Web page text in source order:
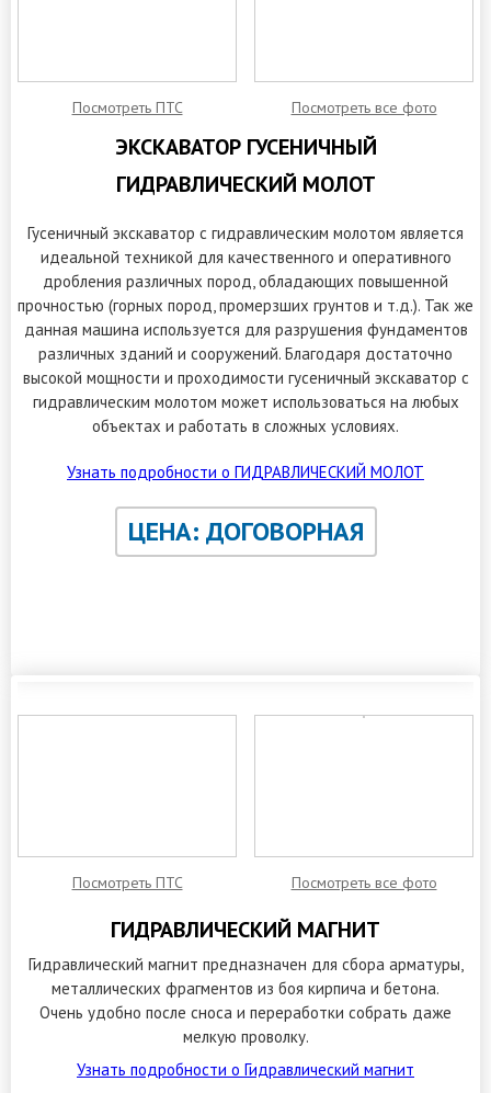
Посмотреть ПТС Посмотреть все фото
ЭКСКАВАТОР ГУСЕНИЧНЫЙ
ГИДРАВЛИЧЕСКИЙ МОЛОТ
Гусеничный экскаватор с гидравлическим молотом является
идеальной техникой для качественного и оперативного
дробления различных пород, обладающих повышенной
прочностью (горных пород, промерзших грунтов и т.д.). Так же
данная машина используется для разрушения фундаментов
различных зданий и сооружений. Благодаря достаточно
высокой мощности и проходимости гусеничный экскаватор с
гидравлическим молотом может использоваться на любых
объектах и работать в сложных условиях.
Узнать подробности о ГИДРАВЛИЧЕСКИЙ МОЛОТ
ЦЕНА: ДОГОВОРНАЯ
Посмотреть ПТС Посмотреть все фото
ГИДРАВЛИЧЕСКИЙ МАГНИТ
Гидравлический магнит предназначен для сбора арматуры,
металлических фрагментов из боя кирпича и бетона.
Очень удобно после сноса и переработки собрать даже
мелкую проволку.
Узнать подробности о Гидравлический магнит